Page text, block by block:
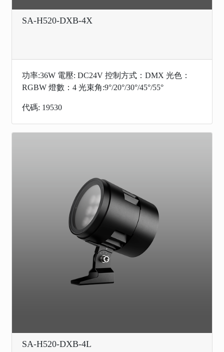
SA-H520-DXB-4X
功率:36W 電壓: DC24V 控制方式：DMX 光色：
RGBW 燈數：4 光束角:9°/20°/30°/45°/55°
代碼: 19530
SA-H520-DXB-4L